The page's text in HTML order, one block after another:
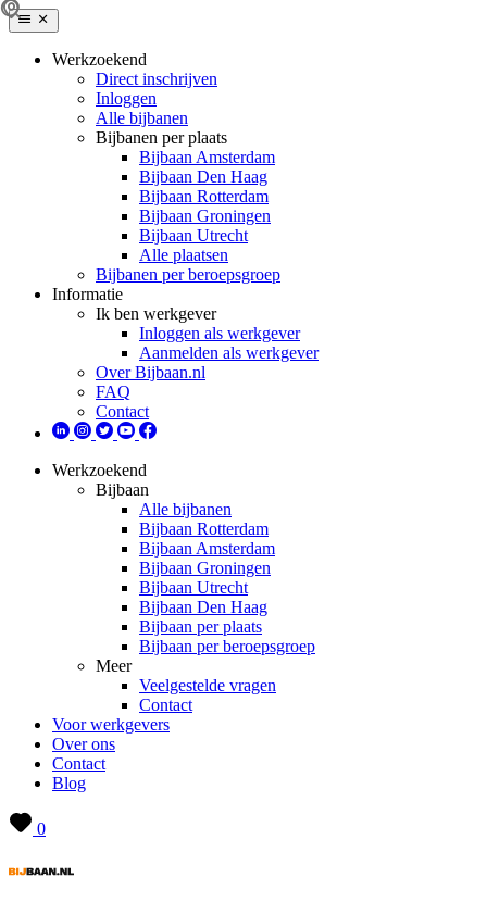
Werkzoekend
Direct inschrijven
Inloggen
Alle bijbanen
Bijbanen per plaats
Bijbaan Amsterdam
Bijbaan Den Haag
Bijbaan Rotterdam
Bijbaan Groningen
Bijbaan Utrecht
Alle plaatsen
Bijbanen per beroepsgroep
Informatie
Ik ben werkgever
Inloggen als werkgever
Aanmelden als werkgever
Over Bijbaan.nl
FAQ
Contact
Werkzoekend
Bijbaan
Alle bijbanen
Bijbaan Rotterdam
Bijbaan Amsterdam
Bijbaan Groningen
Bijbaan Utrecht
Bijbaan Den Haag
Bijbaan per plaats
Bijbaan per beroepsgroep
Meer
Veelgestelde vragen
Contact
Voor werkgevers
Over ons
Contact
Blog
0